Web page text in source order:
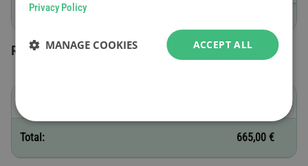
Roviniete selectate
Total: 665,00 €
Privacy Policy
ACCEPT ALL
MANAGE COOKIES